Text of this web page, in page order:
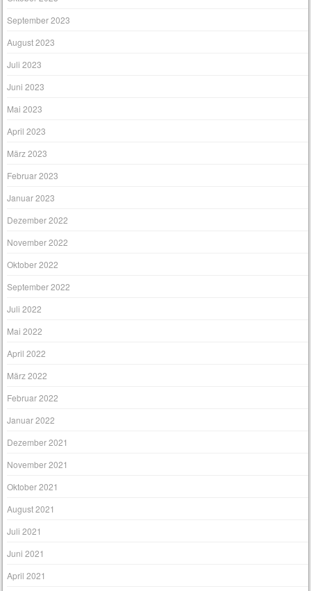
September 2023
August 2023
Juli 2023
Juni 2023
Mai 2023
April 2023
März 2023
Februar 2023
Januar 2023
Dezember 2022
November 2022
Oktober 2022
September 2022
Juli 2022
Mai 2022
April 2022
März 2022
Februar 2022
Januar 2022
Dezember 2021
November 2021
Oktober 2021
August 2021
Juli 2021
Juni 2021
April 2021